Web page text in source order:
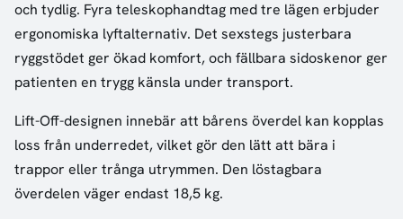
och tydlig. Fyra teleskophandtag med tre lägen erbjuder
ergonomiska lyftalternativ. Det sexstegs justerbara
ryggstödet ger ökad komfort, och fällbara sidoskenor ger
patienten en trygg känsla under transport.
Lift-Off-designen innebär att bårens överdel kan kopplas
loss från underredet, vilket gör den lätt att bära i
trappor eller trånga utrymmen. Den löstagbara
överdelen väger endast 18,5 kg.